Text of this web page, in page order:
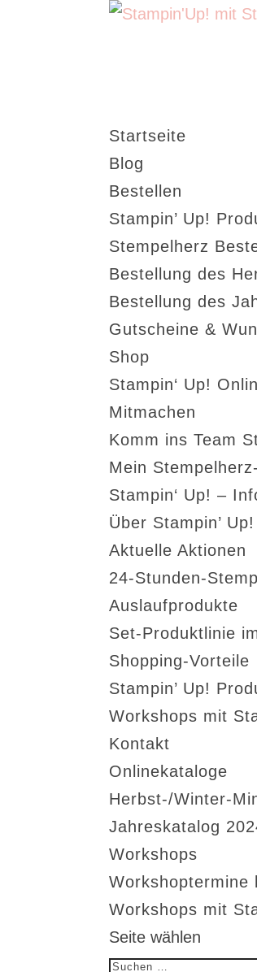
Startseite
Blog
Bestellen
Stampin’ Up!
Stempelherz
Bestellung des
Bestellung des
Gutscheine &
Shop
Stampin‘ Up!
Mitmachen
Komm ins Team
Mein
Stampin‘ Up! –
Über Stampin’ Up!
Aktuelle Aktionen
24-Stunden-
Auslaufprodukte
Set-Produktlinie
Shopping-Vorteile
Stampin’ Up!
Workshops mit
Kontakt
Onlinekataloge
Herbst-/Winter-
Jahreskatalog
Workshops
Workshoptermine
Workshops mit
Seite wählen